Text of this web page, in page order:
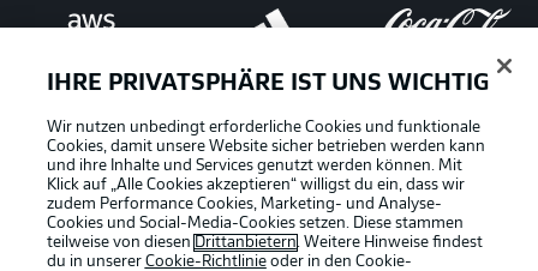
IHRE PRIVATSPHÄRE IST UNS WICHTIG
Wir nutzen unbedingt erforderliche Cookies und funktionale
Cookies, damit unsere Website sicher betrieben werden kann
und ihre Inhalte und Services genutzt werden können. Mit
Klick auf „Alle Cookies akzeptieren“ willigst du ein, dass wir
zudem Performance Cookies, Marketing- und Analyse-
Cookies und Social-Media-Cookies setzen. Diese stammen
teilweise von diesen Drittanbietern. Weitere Hinweise findest
du in unserer Cookie-Richtlinieoder in den Cookie-